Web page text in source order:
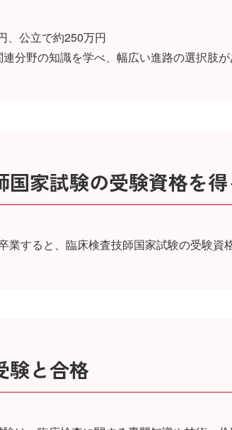
、公立で約250万円
分野の知識を学べ、幅広い進路の選択肢
国家試験の受験資格を得
業すると、臨床検査技師国家試験の受験資
験と合格